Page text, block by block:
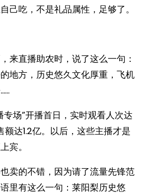
己吃，不是礼品属性，足够了。
来直播助农时，说了这么一句：
地方，历史悠久文化厚重，飞机
专场”开播首日，实时观看人次达
达1.2亿。以后，这些主播才是
宾。
卖的不错，因为请了流量先锋范
里有这么一句：莱阳梨历史悠